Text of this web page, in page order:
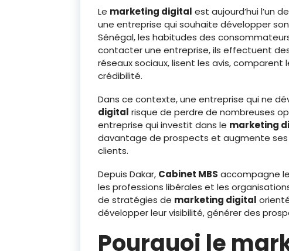
Le marketing digital est aujourd’hui l’un
une entreprise qui souhaite développer
Sénégal, les habitudes des
contacter une entreprise, ils effectuent
réseaux sociaux, lisent les avis,
crédibilité.
Dans ce contexte, une entreprise qui ne
digital risque de perdre de nombreuses
entreprise qui investit dans le marketing
davantage de prospects et augmente
clients.
Depuis Dakar, Cabinet MBS accompagne
les professions libérales et les
de stratégies de marketing digital
développer leur visibilité, générer des
Pourquoi le